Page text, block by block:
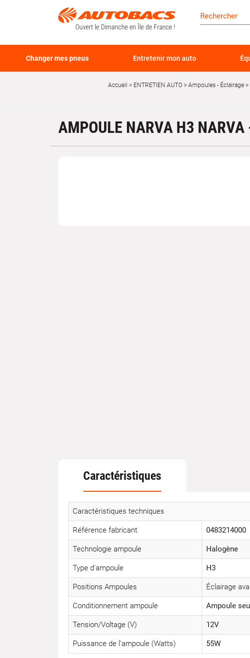
Changer mes pneus Entretenir mon auto
Accueil ENTRETIEN AUTO Ampoules - Éclairage
AMPOULE NARVA H3
Caractéristiques
Caractéristiques techniques
Référence fabricant 0483214000
Technologie ampoule Halogène
Type d'ampoule H3
Positions Ampoules Éclairage
Conditionnement ampoule Ampoule
Tension/Voltage (V) 12V
Puissance de l'ampoule (Watts) 55W